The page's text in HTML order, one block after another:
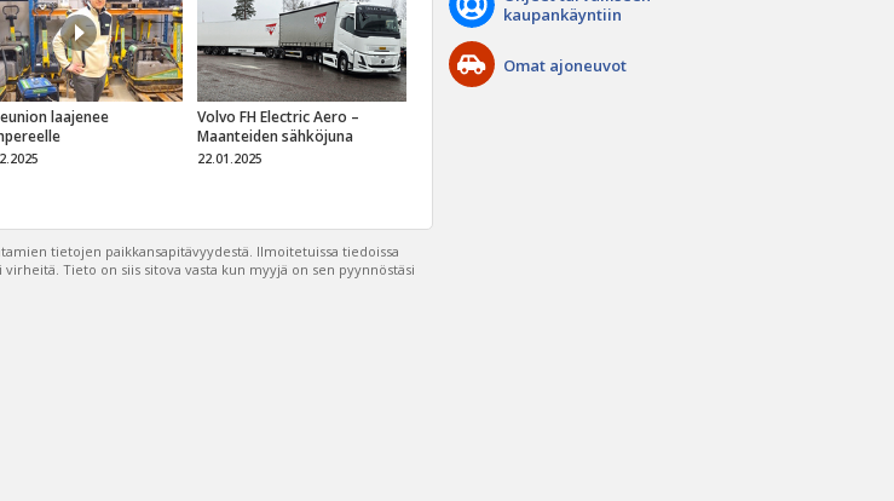
laajenee
Volvo FH Electric Aero –
Maanteiden sähköjuna
22.01.2025
tietojen paikkansapitävyydestä. Ilmoitetuissa tiedoissa
Tieto on siis sitova vasta kun myyjä on sen pyynnöstäsi
kaupankäyntiin
Omat ajoneuvot